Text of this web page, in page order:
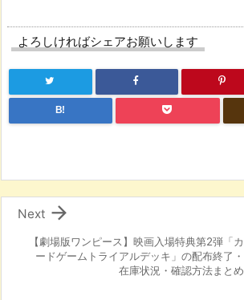
よろしければシェアお願いします
B!
【劇場版ワンピース】映画入場特典第2弾「カ
ードゲームトライアルデッキ」の配布終了・
在庫状況・確認方法まとめ

Next